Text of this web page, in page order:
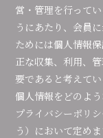
BLOG
PHOTO
GOODS
営・管理を行って
うにあたり、会員
ためには個人情報
正な収集、利用、
要であると考えてい
個人情報をどのよ
プライバシーポリ
う）において定めま